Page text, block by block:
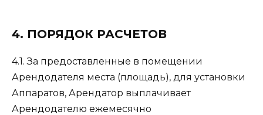
4. ПОРЯДОК РАСЧЕТОВ
4.1. За предоставленные в помещении
Арендодателя места (площадь), для установки
Аппаратов, Арендатор выплачивает
Арендодателю ежемесячно